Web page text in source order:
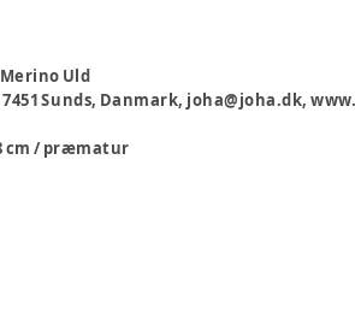
Merino Uld
7451 Sunds, Danmark, joha@joha.dk,
cm / præmatur